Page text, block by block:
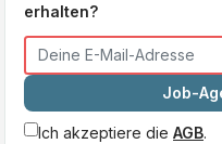
erhalten?
Job-
Ich akzeptiere die AGB.